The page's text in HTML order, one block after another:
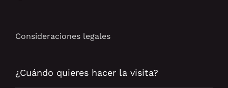
Consideraciones legales
¿Cuándo quieres hacer la visita?